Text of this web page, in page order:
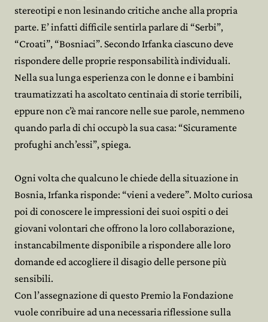
stereotipi e non lesinando critiche anche alla propria
parte. E’ infatti difficile sentirla parlare di “Serbi”,
“Croati”, “Bosniaci”. Secondo Irfanka ciascuno deve
rispondere delle proprie responsabilità individuali.
Nella sua lunga esperienza con le donne e i bambini
traumatizzati ha ascoltato centinaia di storie terribili,
eppure non c’è mai rancore nelle sue parole, nemmeno
quando parla di chi occupò la sua casa: “Sicuramente
profughi anch’essi”, spiega.
Ogni volta che qualcuno le chiede della situazione in
Bosnia, Irfanka risponde: “vieni a vedere”. Molto curiosa
poi di conoscere le impressioni dei suoi ospiti o dei
giovani volontari che offrono la loro collaborazione,
instancabilmente disponibile a rispondere alle loro
domande ed accogliere il disagio delle persone più
sensibili.
Con l’assegnazione di questo Premio la Fondazione
vuole conribuire ad una necessaria riflessione sulla